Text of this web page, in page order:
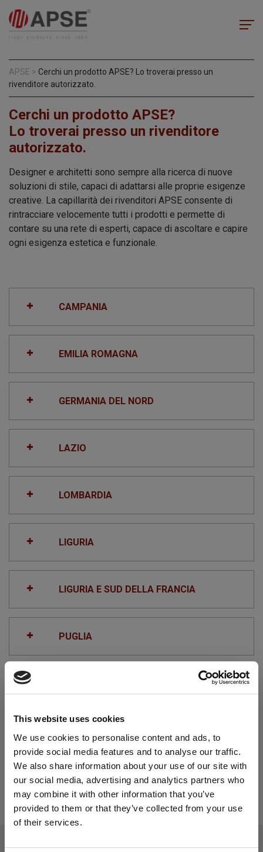
This website uses cookies
We use cookies to personalise content and ads, to
provide social media features and to analyse our traffic.
We also share information about your use of our site with
our social media, advertising and analytics partners who
may combine it with other information that you’ve
provided to them or that they’ve collected from your use
of their services.
APSE > Cerchi un prodotto APSE? Lo troverai presso un
rivenditore autorizzato.
Cerchi un prodotto APSE?
Lo troverai presso un rivenditore
autorizzato.
Designer e architetti sono sempre alla ricerca di nuove
soluzioni di stile, capaci di adattarsi alle proprie esigenze
creative. La capillarità dei rivenditori APSE consente di
rintracciare velocemente tutti i prodotti e permette di
contare su una rete di esperti, capace di ascoltare e capire
ogni esigenza estetica e funzionale.
CAMPANIA
EMILIA ROMAGNA
GERMANIA DEL NORD
LAZIO
LOMBARDIA
LIGURIA
LIGURIA E SUD DELLA FRANCIA
PUGLIA
TOSCANA
Richiesta visualizzazione Partners